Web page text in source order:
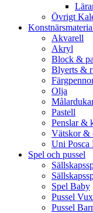
Övrigt
Akvarell
Akryl
Block &
Blyerts &
Olja
Pastell
Penslar &
Vätskor &
Uni Posca
Spel och pussel
Spel Baby
Pussel
Pussel